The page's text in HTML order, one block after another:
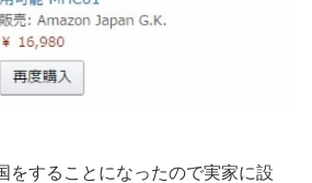
をすることになったので実家に設